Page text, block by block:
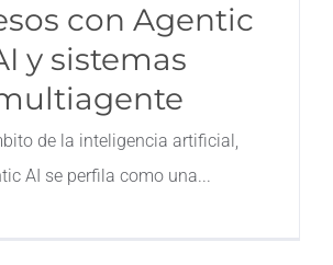
con Agentic
y sistemas
de la inteligencia artificial,
AI se perfila como una